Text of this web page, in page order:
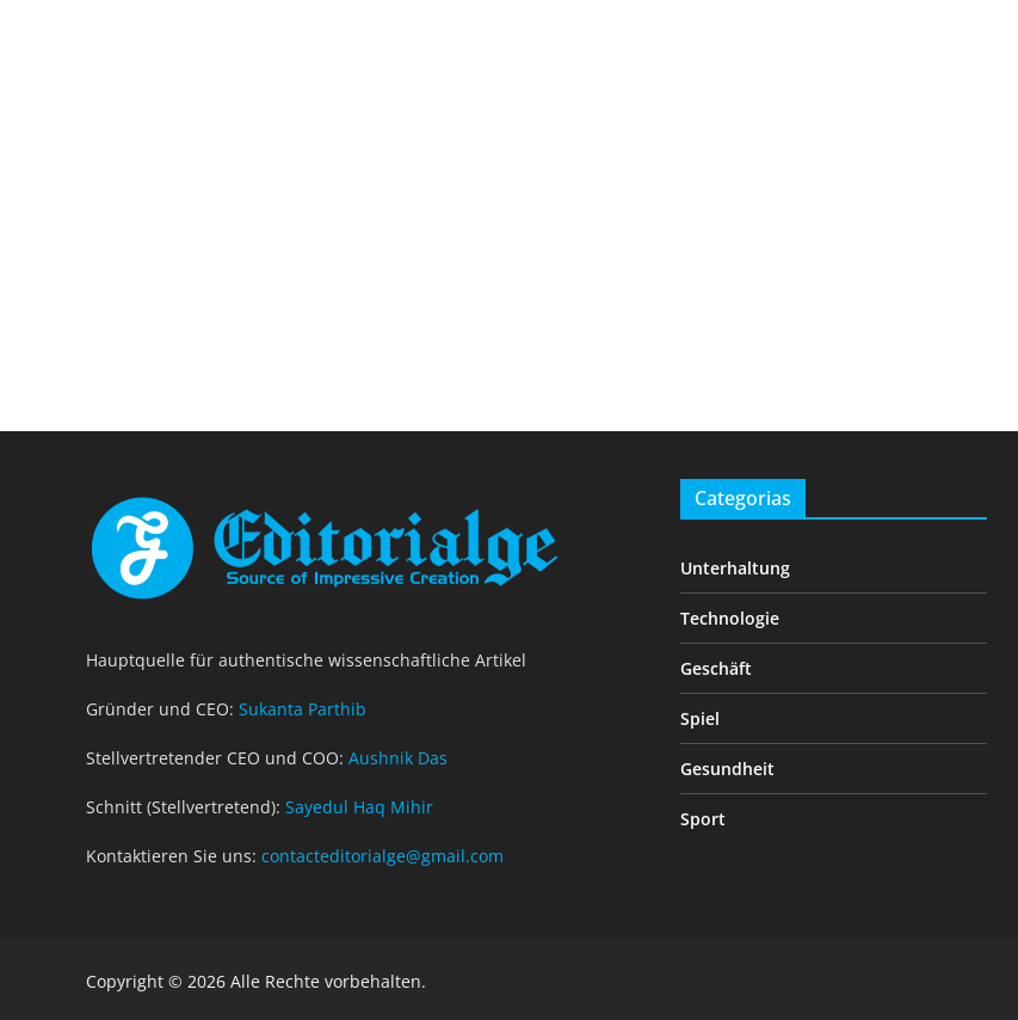
Hauptquelle für authentische wissenschaftliche Artikel
Gründer und CEO: Sukanta Parthib
Stellvertretender CEO und COO: Aushnik Das
Schnitt (Stellvertretend): Sayedul Haq Mihir
Kontaktieren Sie uns: contacteditorialge@gmail.com
Categorias
Unterhaltung
Technologie
Geschäft
Spiel
Gesundheit
Sport
Copyright © 2026 Alle Rechte vorbehalten.